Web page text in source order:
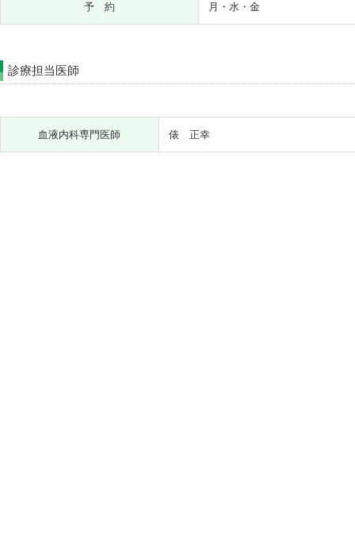
予 約 月・水・金
診療担当医師
血液内科専門医師 俵 正幸